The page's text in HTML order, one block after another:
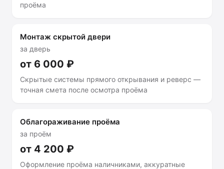
проёма
Монтаж скрытой двери
за дверь
от 6 000 ₽
Скрытые системы прямого открывания и реверс —
точная смета после осмотра проёма
Облагораживание проёма
за проём
от 4 200 ₽
Оформление проёма наличниками, аккуратные